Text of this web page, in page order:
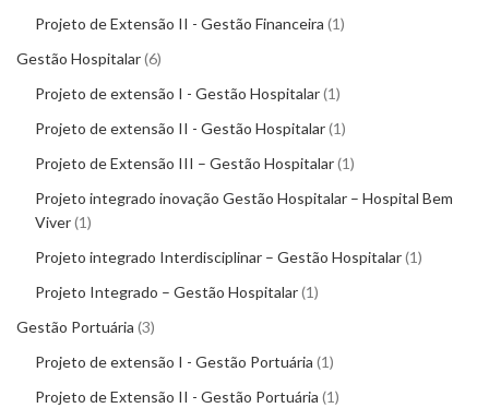
Projeto de Extensão II - Gestão Financeira 1
Gestão Hospitalar 6
Projeto de extensão I - Gestão Hospitalar 1
Projeto de extensão II - Gestão Hospitalar 1
Projeto de Extensão III – Gestão Hospitalar 1
Projeto integrado inovação Gestão Hospitalar – Hospital Bem
Viver 1
Projeto integrado Interdisciplinar – Gestão Hospitalar 1
Projeto Integrado – Gestão Hospitalar 1
Gestão Portuária 3
Projeto de extensão I - Gestão Portuária 1
Projeto de Extensão II - Gestão Portuária 1